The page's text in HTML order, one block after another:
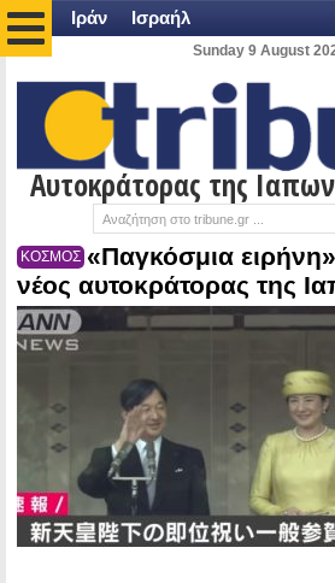
Ιράν Ισραήλ
Sunday 9 August
Αυτοκράτορας της
ΚΟΣΜΟΣ «Παγκόσμια
νέος αυτοκράτορας της